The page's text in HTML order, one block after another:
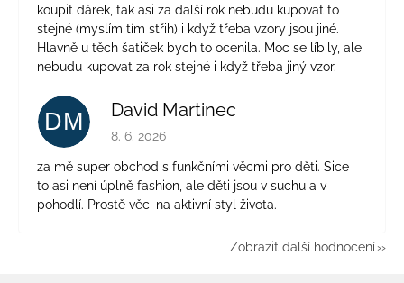
koupit dárek, tak asi za další rok nebudu kupovat to
stejné (myslím tím střih) i když třeba vzory jsou jiné.
Hlavně u těch šatiček bych to ocenila. Moc se líbily, ale
nebudu kupovat za rok stejné i když třeba jiný vzor.
DM David Martinec
Hodnocení obchodu je 5 z 5 hvězdiček.
8. 6. 2026
za mě super obchod s funkčními věcmi pro děti. Sice
to asi není úplně fashion, ale děti jsou v suchu a v
pohodlí. Prostě věci na aktivní styl života.
Zobrazit další hodnocení